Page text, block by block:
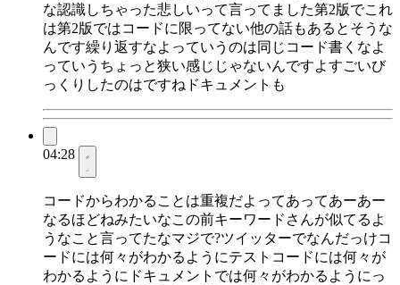
な認識しちゃった悲しいって言ってました第2版でこれ
は第2版ではコードに限ってない他の話もあるとそうな
んです繰り返すなよっていうのは同じコード書くなよ
っていうちょっと狭い感じじゃないんですよすごいび
っくりしたのはですねドキュメントも
04:28
コードからわかることは重複だよってあってあーあー
なるほどねみたいなこの前キーワードさんが似てるよ
うなこと言ってたなマジで?ツイッターでなんだっけコ
ードには何々がわかるようにテストコードには何々が
わかるようにドキュメントでは何々がわかるようにっ